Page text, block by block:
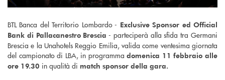
BTL Banca del Territorio Lombardo - Exclusive Sponsor ed Official
Bank di Pallacanestro Brescia - parteciperà alla sfida tra Germani
Brescia e la Unahotels Reggio Emilia, valida come ventesima giornata
del campionato di LBA, in programmadomenica 11 febbraio alle
ore 19.30 in qualità di match sponsor della gara.